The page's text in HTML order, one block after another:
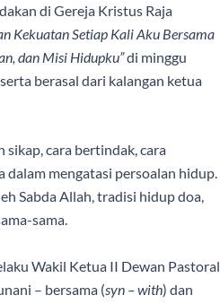
di Gereja Kristus Raja
Kekuatan Setiap Kali Aku Bersama
dan Misi Hidupku”di minggu
berasal dari kalangan ketua
cara bertindak, cara
dalam mengatasi persoalan hidup.
Sabda Allah, tradisi hidup doa,
sama.
Wakil Ketua II Dewan Pastoral
– bersama (syn – with) dan